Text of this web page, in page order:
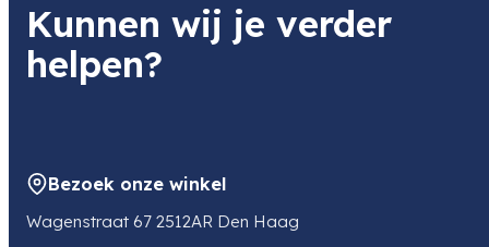
Kunnen wij je verder
helpen?
Bezoek onze winkel
Wagenstraat 67 2512AR Den Haag